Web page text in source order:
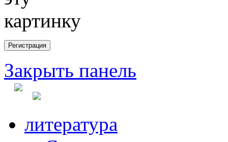
Закрыть панель
литература